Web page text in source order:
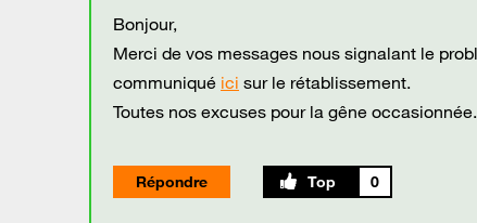
Bonjour,
Merci de vos messages nous signalant le
communiqué ici sur le rétablissement.
Toutes nos excuses pour la gêne occasionnée.
Répondre 0